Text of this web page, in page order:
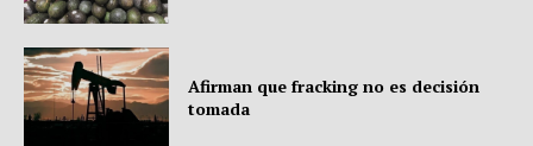
Afirman que fracking no es decisión
tomada